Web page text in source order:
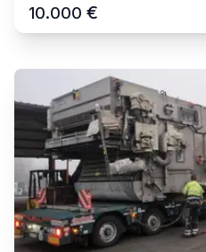
10.000 €